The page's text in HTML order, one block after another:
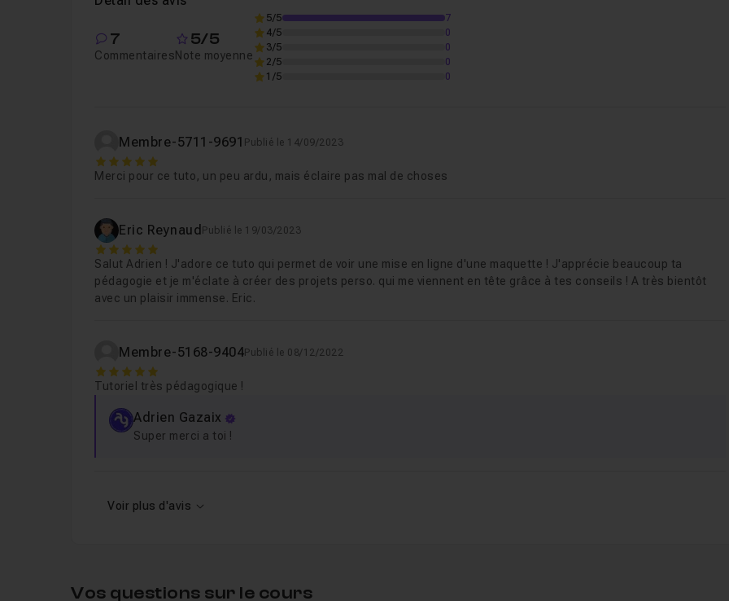
Leçon 6 Finaliser l'intégration CSS de la section 03 04m26
Leçon 8
7
Commentaires
5/5
Note moyenne
5/5
7
4/5
0
3/5
0
2/5
0
1/5
0
Membre-5711-9691 Publié le 14/09/2023
5
Merci pour ce tuto, un peu ardu, mais éclaire pas mal de choses
Eric Reynaud Publié le 19/03/2023
5
Salut Adrien ! J'adore ce tuto qui permet de voir une mise en ligne d'une maquette ! J'apprécie beaucoup ta
pédagogie et je m'éclate à créer des projets perso. qui me viennent en tête grâce à tes conseils ! A très bientôt
avec un plaisir immense. Eric.
Membre-5168-9404Publié le 08/12/2022
5
Tutoriel très pédagogique !
Adrien Gazaix
Super merci a toi !
Voir plus d'avis
Vos questions sur le cours